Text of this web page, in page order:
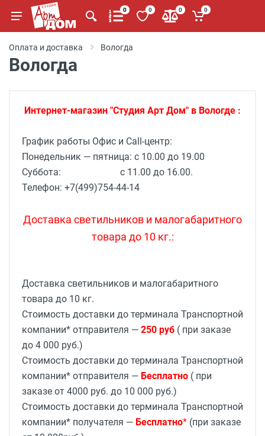
0 0 0 0
Оплата и доставка Вологда
Вологда
Интернет-магазин "Студия Арт Дом" в Вологде :
График работы Офис и Call-центр:
Понедельник — пятница: с 10.00 до 19.00
Суббота: с 11.00 до 16.00.
Телефон: +7(499)754-44-14
Доставка светильников и малогабаритного
товара до 10 кг.:
Доставка светильников и малогабаритного
товара до 10 кг.
Стоимость доставки до терминала Транспортной
компании* отправителя — 250 руб ( при заказе
до 4 000 руб.)
Стоимость доставки до терминала Транспортной
компании* отправителя — Бесплатно ( при
заказе от 4000 руб. до 10 000 руб.)
Стоимость доставки до терминала Транспортной
компании* получателя — Бесплатно* (при заказе